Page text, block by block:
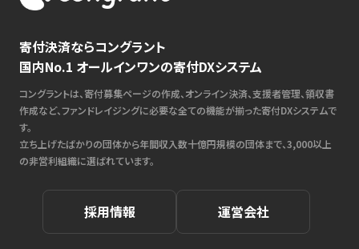
寄付決済ならコングラント
国内No.1 オールインワンの寄付DXシステム
コングラントは、寄付募集ページの作成、オンライン決済、支援者管理、領収書
作成など、ファンドレイジングに必要な全ての機能が揃った寄付DXシステムで
す。
立ち上げたばかりの団体から年間収入数十億円規模の団体まで、3,000以上
の非営利組織に選ばれています。
採用情報 運営会社